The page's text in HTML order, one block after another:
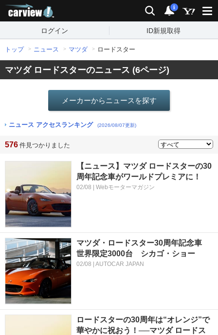
検索 通知
i
ログイン ID新規取得
トップ ニュース マツダ ロードスター
マツダ ロードスターのニュース (6ページ)
メーカーからニュースを探す
ニュース アクセスランキング (2026/08/07更新)
576 件見つかりました
【ニュース】マツダ ロードスターの30
周年記念車がワールドプレミアに！
02/08 | Webモーターマガジン
マツダ・ロードスター30周年記念車
世界限定3000台 シカゴ・ショー
02/08 | AUTOCAR JAPAN
ロードスターの30周年は“オレンジ”で
華やかに祝おう！──マツダ ロードス